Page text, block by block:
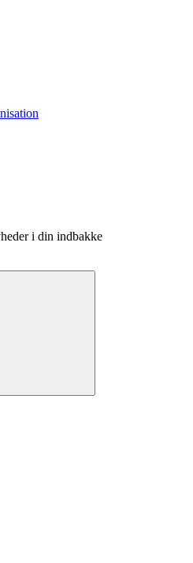
i din indbakke